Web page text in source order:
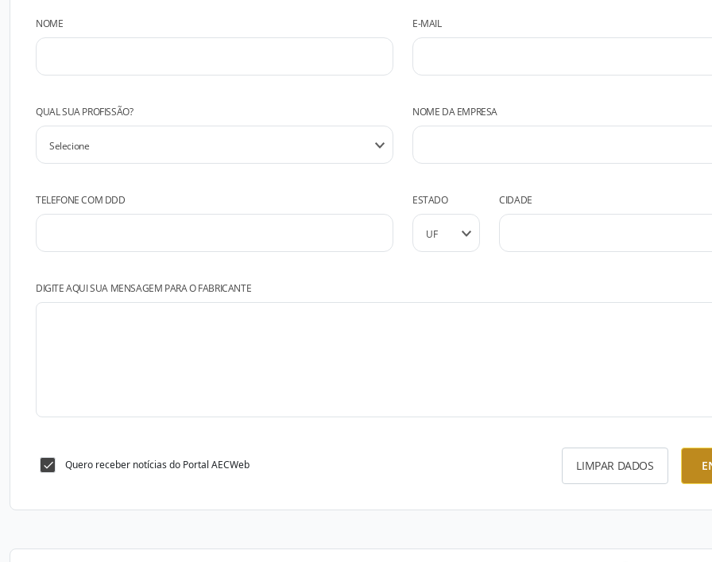
NOME E-MAIL
QUAL SUA PROFISSÃO? NOME DA EMPRESA
TELEFONE COM DDD ESTADO CIDADE
DIGITE AQUI SUA MENSAGEM PARA O FABRICANTE
Quero receber notícias do Portal AECWeb LIMPAR DADOS